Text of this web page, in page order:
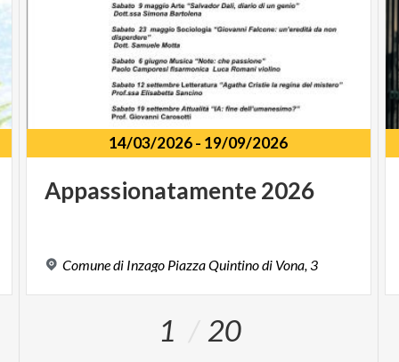
14/03/2026- 19/09/2026
Appassionatamente2026
Comunedi Inzago PiazzaQuintinodi Vona, 3
1 20